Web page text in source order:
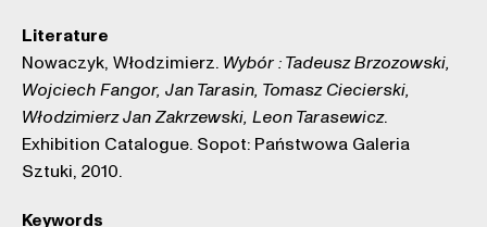
Keywords
Literature
Nowaczyk, Włodzimierz. Wybór : Tadeusz Brzozowski,
Wojciech Fangor, Jan Tarasin, Tomasz Ciecierski,
Włodzimierz Jan Zakrzewski, Leon Tarasewicz.
Exhibition Catalogue. Sopot: Państwowa Galeria
Sztuki, 2010.